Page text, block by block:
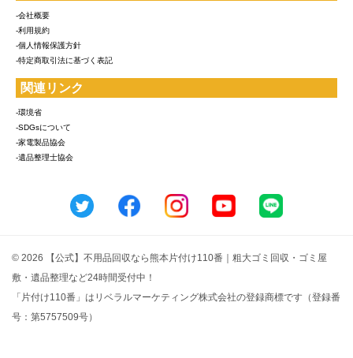
-会社概要
-利用規約
-個人情報保護方針
-特定商取引法に基づく表記
関連リンク
-環境省
-SDGsについて
-家電製品協会
-遺品整理士協会
© 2026 【公式】不用品回収なら熊本片付け110番｜粗大ゴミ回収・ゴミ屋
敷・遺品整理など24時間受付中！
「片付け110番」はリベラルマーケティング株式会社の登録商標です（登録番
号：第5757509号）